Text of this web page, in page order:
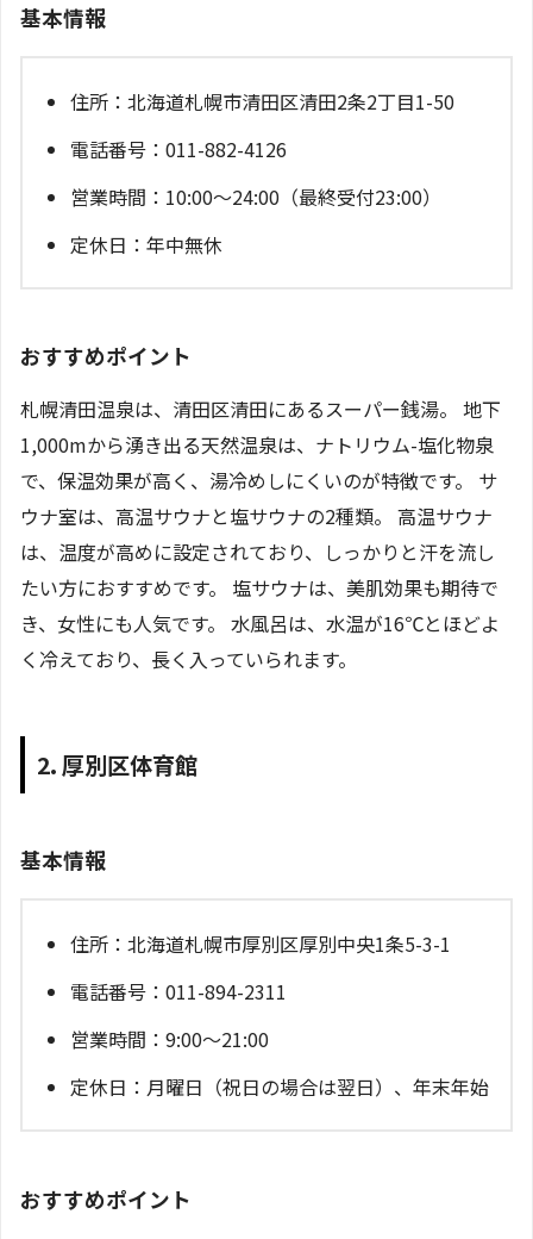
基本情報
住所：北海道札幌市清田区清田2条2丁目1-50
電話番号：011-882-4126
営業時間：10:00～24:00（最終受付23:00）
定休日：年中無休
おすすめポイント
札幌清田温泉は、清田区清田にあるスーパー銭湯。 地下
1,000mから湧き出る天然温泉は、ナトリウム-塩化物泉
で、保温効果が高く、湯冷めしにくいのが特徴です。 サ
ウナ室は、高温サウナと塩サウナの2種類。 高温サウナ
は、温度が高めに設定されており、しっかりと汗を流し
たい方におすすめです。 塩サウナは、美肌効果も期待で
き、女性にも人気です。 水風呂は、水温が16℃とほどよ
く冷えており、長く入っていられます。
2. 厚別区体育館
基本情報
住所：北海道札幌市厚別区厚別中央1条5-3-1
電話番号：011-894-2311
営業時間：9:00～21:00
定休日：月曜日（祝日の場合は翌日）、年末年始
おすすめポイント